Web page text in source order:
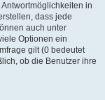
in
dass jede
auch unter
Optionen ein
gilt (0 bedeutet
ob die Benutzer ihre